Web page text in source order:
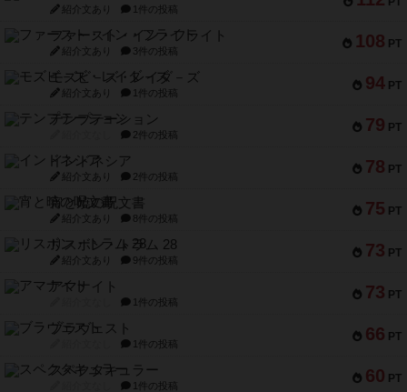
紹介文あり 1件の投稿
108 PT
ファースト・イン・フライト
紹介文あり 3件の投稿
94 PT
モズビ－ズ・レイダ－ズ
紹介文あり 1件の投稿
79 PT
テンプテーション
2件の投稿
78 PT
インドネシア
紹介文あり 2件の投稿
75 PT
宵と暁の呪文書
紹介文あり 8件の投稿
73 PT
リスボン・トラム 28
紹介文あり 9件の投稿
73 PT
アマナイト
1件の投稿
66 PT
ブラヴェスト
1件の投稿
60 PT
スペクタキュラー
1件の投稿